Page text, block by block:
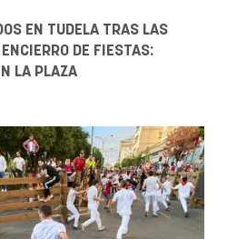
EN TUDELA TRAS LAS
DE FIESTAS:
LA PLAZA